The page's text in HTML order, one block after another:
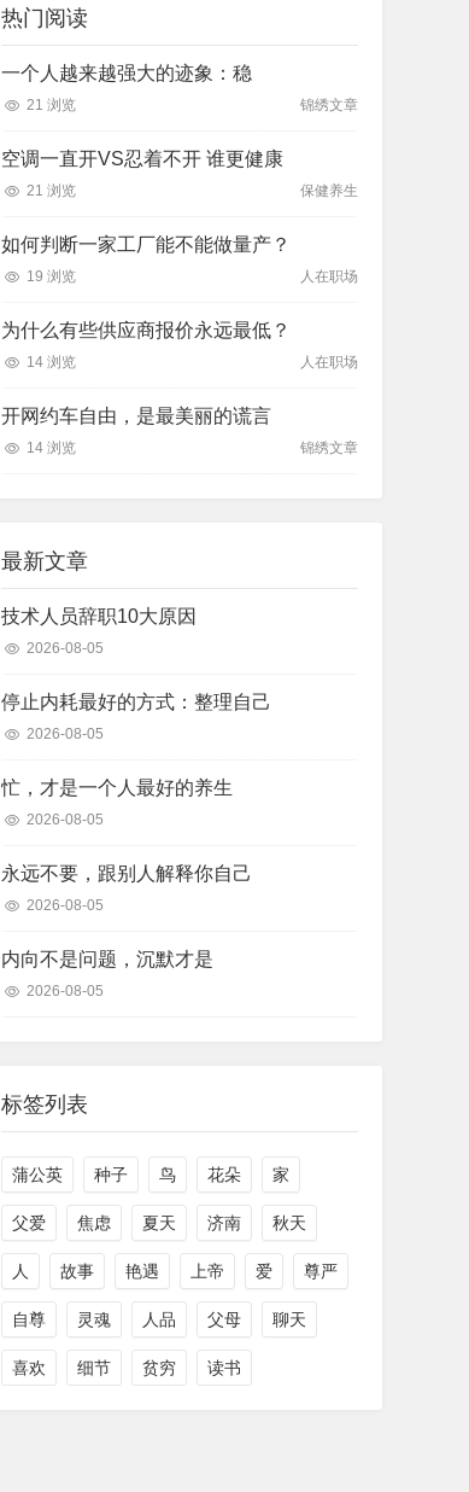
热门阅读
一个人越来越强大的迹象：稳
21 浏览 锦绣文章
空调一直开VS忍着不开 谁更健康
21 浏览 保健养生
如何判断一家工厂能不能做量产？
19 浏览 人在职场
为什么有些供应商报价永远最低？
14 浏览 人在职场
开网约车自由，是最美丽的谎言
14 浏览 锦绣文章
最新文章
技术人员辞职10大原因
2026-08-05
停止内耗最好的方式：整理自己
2026-08-05
忙，才是一个人最好的养生
2026-08-05
永远不要，跟别人解释你自己
2026-08-05
内向不是问题，沉默才是
2026-08-05
标签列表
蒲公英 种子 鸟 花朵 家
父爱 焦虑 夏天 济南 秋天
人 故事 艳遇 上帝 爱 尊严
自尊 灵魂 人品 父母 聊天
喜欢 细节 贫穷 读书